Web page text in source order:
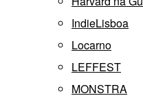
IndieLisboa
Locarno
LEFFEST
MONSTRA